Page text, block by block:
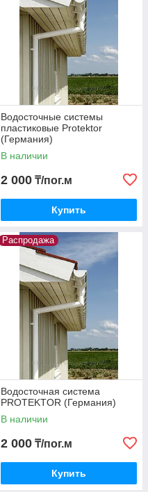
Водосточные системы
пластиковые Protektor
(Германия)
В наличии
2 000 ₸/пог.м
Купить
Распродажа
Водосточная система
PROTEKTOR (Германия)
В наличии
2 000 ₸/пог.м
Купить